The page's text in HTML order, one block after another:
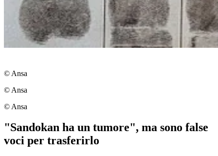
© Ansa
© Ansa
© Ansa
"Sandokan ha un tumore", ma sono false
voci per trasferirlo